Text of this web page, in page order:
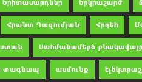
Երիտասարդներ Երկրաշարժ
Հրանտ Ղազումյան Հրդեհ
Սահմանամերձ
տագնապ ասմունք